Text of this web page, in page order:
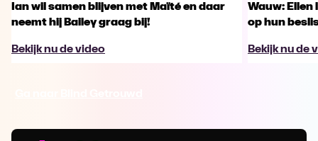
Ian wil samen blijven met Maïté en daar
neemt hij Bailey graag bij!
Bekijk nu de video
Wauw:
op hun
Bekijk nu de